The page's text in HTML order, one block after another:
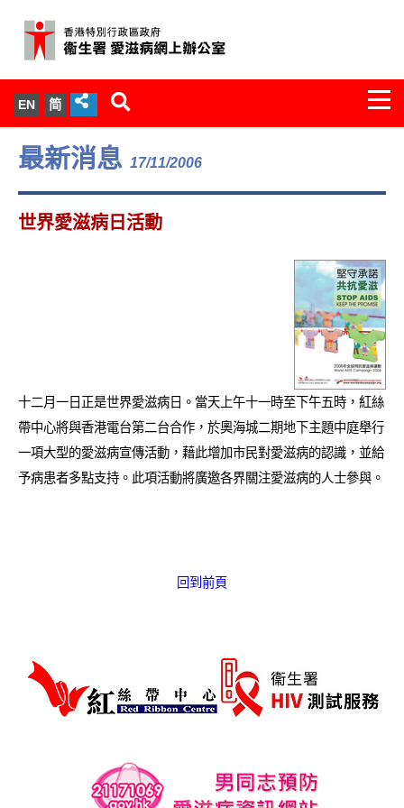
EN 简
關於我們
服務範圍
愛滋病呈報表格
最新消息 17/11/2006
世界愛滋病日活動
十二月一日正是世界愛滋病日。當天上午十一時至下午五時，紅絲
帶中心將與香港電台第二台合作，於奧海城二期地下主題中庭舉行
一項大型的愛滋病宣傳活動，藉此增加市民對愛滋病的認識，並給
予病患者多點支持。此項活動將廣邀各界關注愛滋病的人士參與。
回到前頁